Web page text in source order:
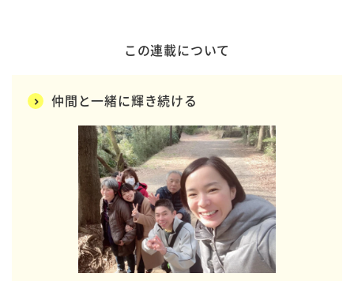
この連載について
仲間と一緒に輝き続ける